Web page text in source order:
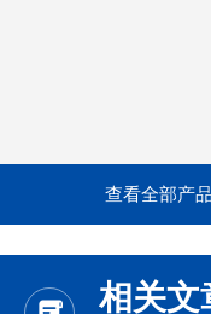
查看全部产
相关文